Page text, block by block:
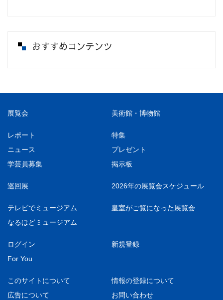
おすすめコンテンツ
展覧会 美術館・博物館
レポート
特集
ニュース
プレゼント
学芸員募集
掲示板
巡回展 2026年の展覧会スケジュール
テレビでミュージアム
皇室がご覧になった展覧会
なるほどミュージアム
ログイン
新規登録
For You
このサイトについて
情報の登録について
広告について
お問い合わせ